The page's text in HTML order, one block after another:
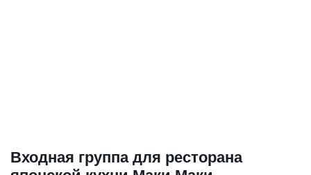
Входная группа для ресторана